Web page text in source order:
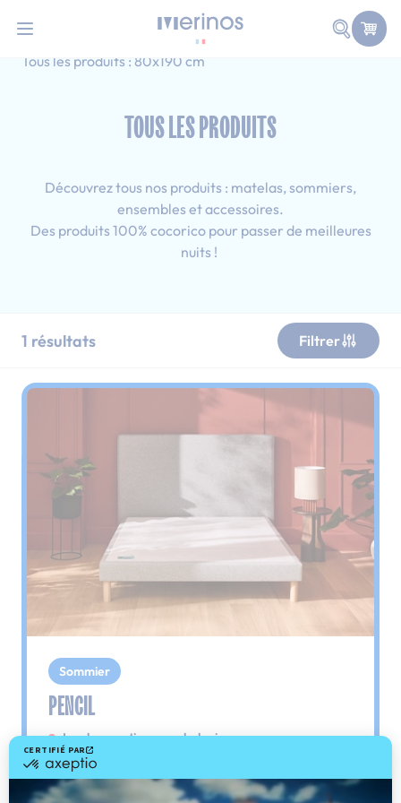
Faire
Accueil
Adulte
Tous les produits : 80x190 cm
TOUS LES PRODUITS
Découvrez tous nos produits : matelas, sommiers,
ensembles et accessoires.
Des produits 100% cocorico pour passer de meilleures
nuits !
1 résultats Filtrer
Sommier
PENCIL
Le plus : soutien morphologique
Grâce à ses 3 zones de confort, le sommier
Pencil vous assure tout son soutien. Avec les
épaules, le dos et le bassin qui reposent sur ses